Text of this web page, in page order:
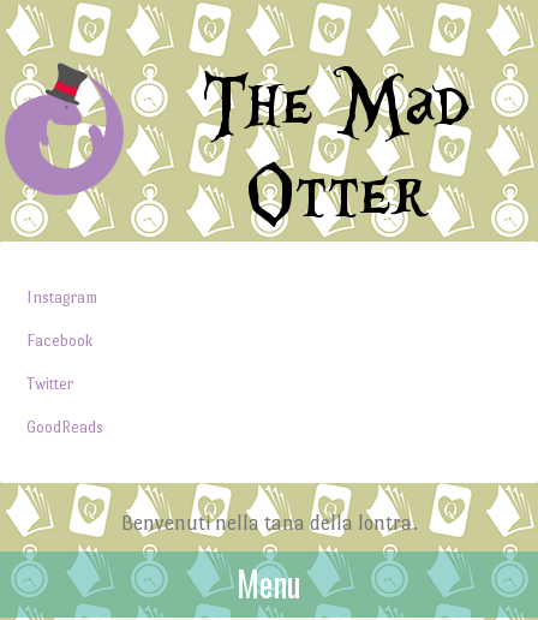
The Mad
Otter
Instagram
Facebook
Twitter
GoodReads
Benvenuti nella tana della lontra.
Menu